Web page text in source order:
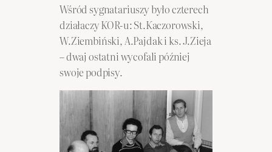
Wśród sygnatariuszy było czterech
działaczy KOR-u: St.Kaczorowski,
W.Ziembiński, A.Pajdak i ks. J.Zieja
– dwaj ostatni wycofali później
swoje podpisy.